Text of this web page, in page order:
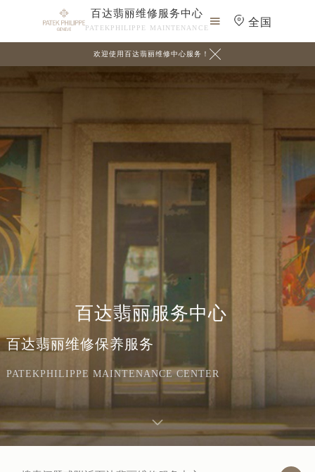
百达翡丽维修服务中心
PATEKPHILIPPE MAINTENANCE
 全国
欢迎使用百达翡丽维修中心服务！ 
百达翡丽服务中心
百达翡丽维修保养服务
PATEKPHILIPPE MAINTENANCE CENTER